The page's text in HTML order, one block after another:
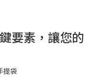
要素，讓您的
提袋